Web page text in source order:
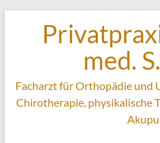
springen
med.
Facharzt für Orthopädie und
Chirotherapie, physikalische